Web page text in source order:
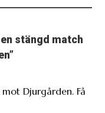
en stängd match
mot Djurgården. Få